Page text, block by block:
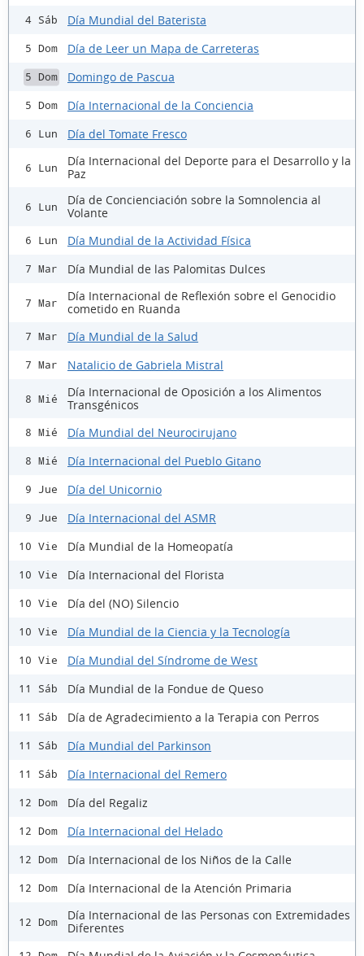
4 Sáb Día Mundial del Baterista
5 Dom Día de Leer un Mapa de Carreteras
5 Dom Domingo de Pascua
5 Dom Día Internacional de la Conciencia
6 Lun Día del Tomate Fresco
6 Lun
Día Internacional del Deporte para el Desarrollo y la
Paz
6 Lun
Día de Concienciación sobre la Somnolencia al
Volante
6 Lun Día Mundial de la Actividad Física
7 Mar Día Mundial de las Palomitas Dulces
7 Mar
Día Internacional de Reflexión sobre el Genocidio
cometido en Ruanda
7 Mar Día Mundial de la Salud
7 Mar Natalicio de Gabriela Mistral
8 Mié
Día Internacional de Oposición a los Alimentos
Transgénicos
8 Mié Día Mundial del Neurocirujano
8 Mié Día Internacional del Pueblo Gitano
9 Jue Día del Unicornio
9 Jue Día Internacional del ASMR
10 Vie Día Mundial de la Homeopatía
10 Vie Día Internacional del Florista
10 Vie Día del (NO) Silencio
10 Vie Día Mundial de la Ciencia y la Tecnología
10 Vie Día Mundial del Síndrome de West
11 Sáb Día Mundial de la Fondue de Queso
11 Sáb Día de Agradecimiento a la Terapia con Perros
11 Sáb Día Mundial del Parkinson
11 Sáb Día Internacional del Remero
12 Dom Día del Regaliz
12 Dom Día Internacional del Helado
12 Dom Día Internacional de los Niños de la Calle
12 Dom Día Internacional de la Atención Primaria
12 Dom
Día Internacional de las Personas con Extremidades
Diferentes